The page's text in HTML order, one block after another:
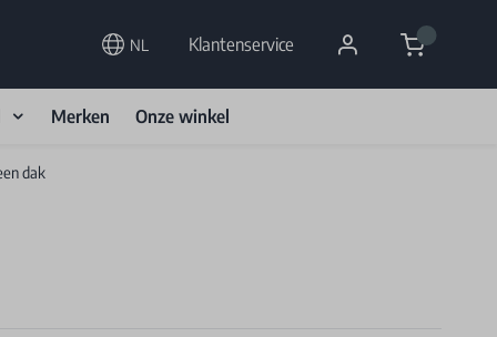
NL Klantenservice Cart
Merken Onze winkel
dak